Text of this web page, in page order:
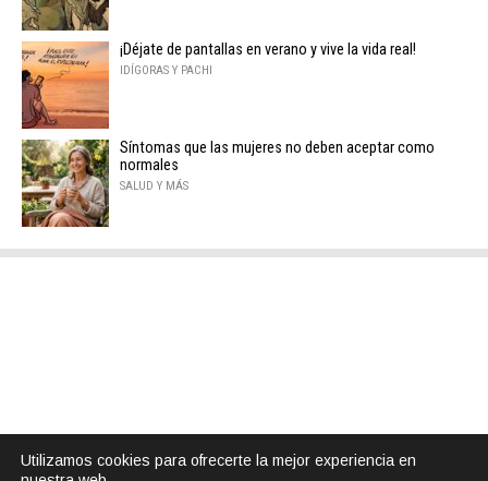
¡Déjate de pantallas en verano y vive la vida real!
IDÍGORAS Y PACHI
Síntomas que las mujeres no deben aceptar como
normales
SALUD Y MÁS
Utilizamos cookies para ofrecerte la mejor experiencia en